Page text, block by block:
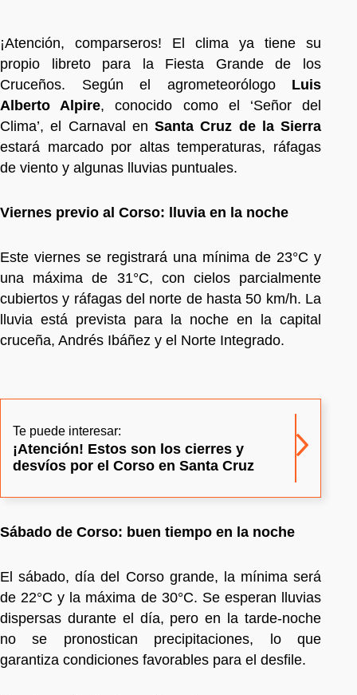
¡Atención, comparseros! El clima ya tiene su
propio libreto para la Fiesta Grande de los
Cruceños. Según el agrometeorólogo Luis
Alberto Alpire, conocido como el ‘Señor del
Clima’, el Carnaval en Santa Cruz de la Sierra
estará marcado por altas temperaturas, ráfagas
de viento y algunas lluvias puntuales.
Viernes previo al Corso: lluvia en la noche
Este viernes se registrará una mínima de 23°C y
una máxima de 31°C, con cielos parcialmente
cubiertos y ráfagas del norte de hasta 50 km/h. La
lluvia está prevista para la noche en la capital
cruceña, Andrés Ibáñez y el Norte Integrado.
Te puede interesar:
¡Atención! Estos son los cierres y
desvíos por el Corso en Santa Cruz
Sábado de Corso: buen tiempo en la noche
El sábado, día del Corso grande, la mínima será
de 22°C y la máxima de 30°C. Se esperan lluvias
dispersas durante el día, pero en la tarde-noche
no se pronostican precipitaciones, lo que
garantiza condiciones favorables para el desfile.